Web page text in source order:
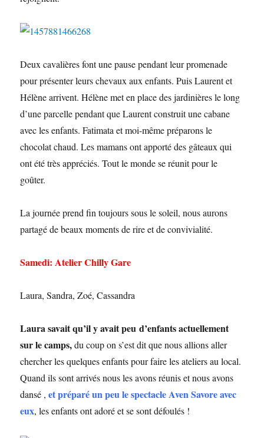
Deux cavalières font une pause pendant leur promenade
pour présenter leurs chevaux aux enfants. Puis Laurent et
Hélène arrivent. Hélène met en place des jardinières le long
d’une parcelle pendant que Laurent construit une cabane
avec les enfants. Fatimata et moi-même préparons le
chocolat chaud. Les mamans ont apporté des gâteaux qui
ont été très appréciés. Tout le monde se réunit pour le
goûter.
La journée prend fin toujours sous le soleil, nous aurons
partagé de beaux moments de rire et de convivialité.
Samedi: Atelier Chilly Gare
Laura, Sandra, Zoé, Cassandra
Laura savait qu’il y avait peu d’enfants actuellement
sur le camps,du coup on s’est dit que nous allions aller
chercher les quelques enfants pour faire les ateliers au local.
Quand ils sont arrivés nous les avons réunis et nous avons
dansé ,et préparé un peu le spectacle Aven Savore avec
eux, les enfants ont adoré et se sont défoulés !